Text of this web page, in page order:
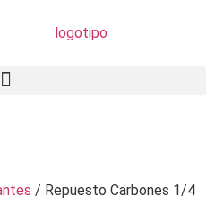
/ Repuesto Carbones 1/4